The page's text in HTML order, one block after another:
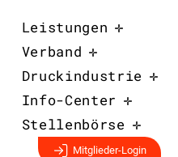
Leistungen
Verband
Druckindustrie
Info-Center
Stellenbörse
Mitglieder-Login